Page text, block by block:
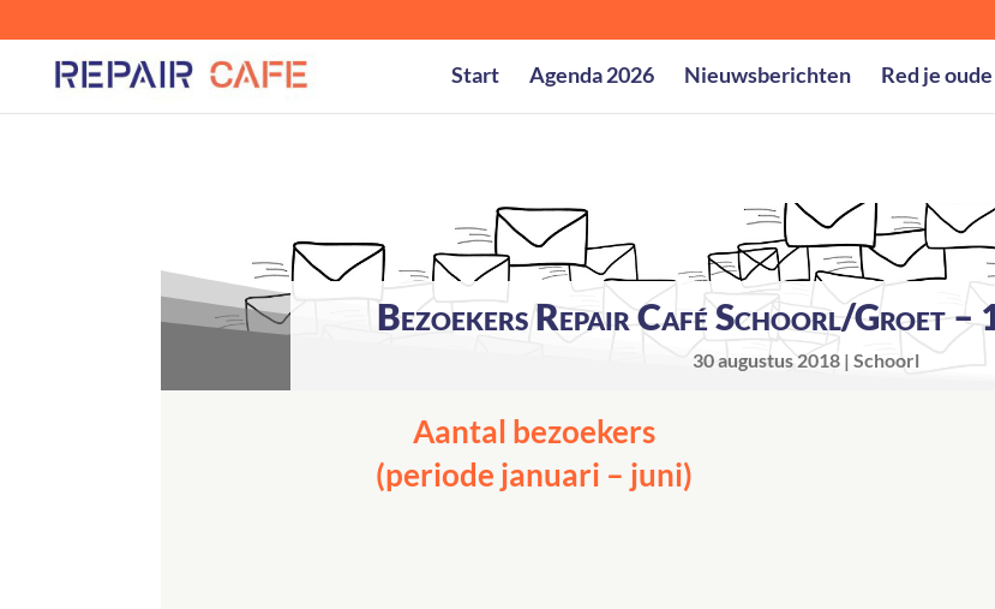
Start Agenda 2026 Nieuwsberichten Red je
Bezoekers Repair Café Schoorl/Groet
30 augustus 2018 Schoorl
Aantal bezoekers
(periode januari – juni)